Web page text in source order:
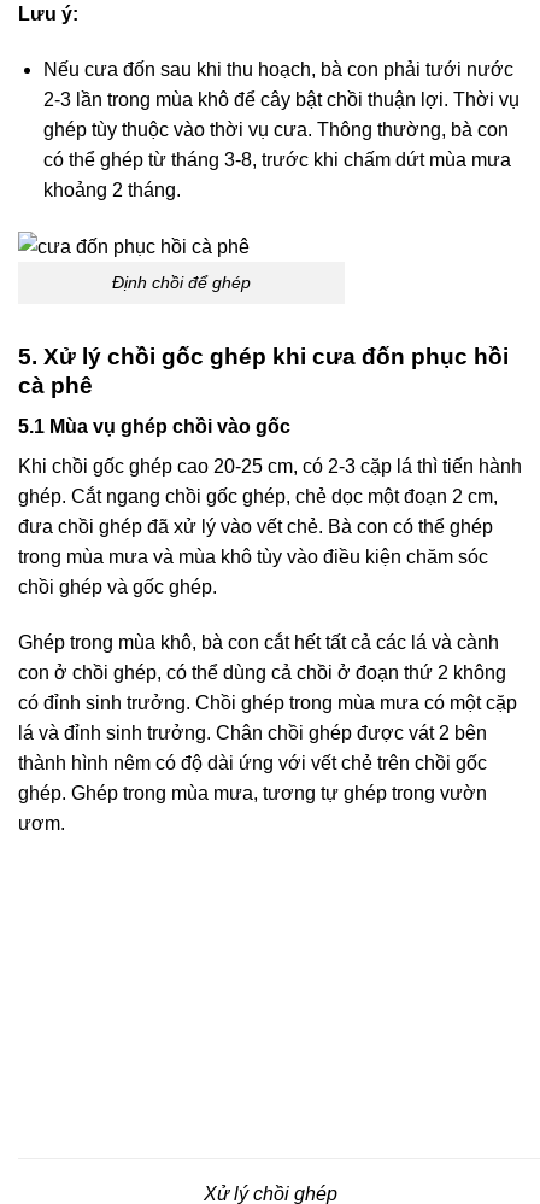
Lưu ý:
Nếu cưa đốn sau khi thu hoạch, bà con phải tưới nước
2-3 lần trong mùa khô để cây bật chồi thuận lợi. Thời vụ
ghép tùy thuộc vào thời vụ cưa. Thông thường, bà con
có thể ghép từ tháng 3-8, trước khi chấm dứt mùa mưa
khoảng 2 tháng.
Định chồi để ghép
5. Xử lý chồi gốc ghép khi cưa đốn phục hồi
cà phê
5.1 Mùa vụ ghép chồi vào gốc
Khi chồi gốc ghép cao 20-25 cm, có 2-3 cặp lá thì tiến hành
ghép. Cắt ngang chồi gốc ghép, chẻ dọc một đoạn 2 cm,
đưa chồi ghép đã xử lý vào vết chẻ. Bà con có thể ghép
trong mùa mưa và mùa khô tùy vào điều kiện chăm sóc
chồi ghép và gốc ghép.
Ghép trong mùa khô, bà con cắt hết tất cả các lá và cành
con ở chồi ghép, có thể dùng cả chồi ở đoạn thứ 2 không
có đỉnh sinh trưởng. Chồi ghép trong mùa mưa có một cặp
lá và đỉnh sinh trưởng. Chân chồi ghép được vát 2 bên
thành hình nêm có độ dài ứng với vết chẻ trên chồi gốc
ghép. Ghép trong mùa mưa, tương tự ghép trong vườn
ươm.
Xử lý chồi ghép